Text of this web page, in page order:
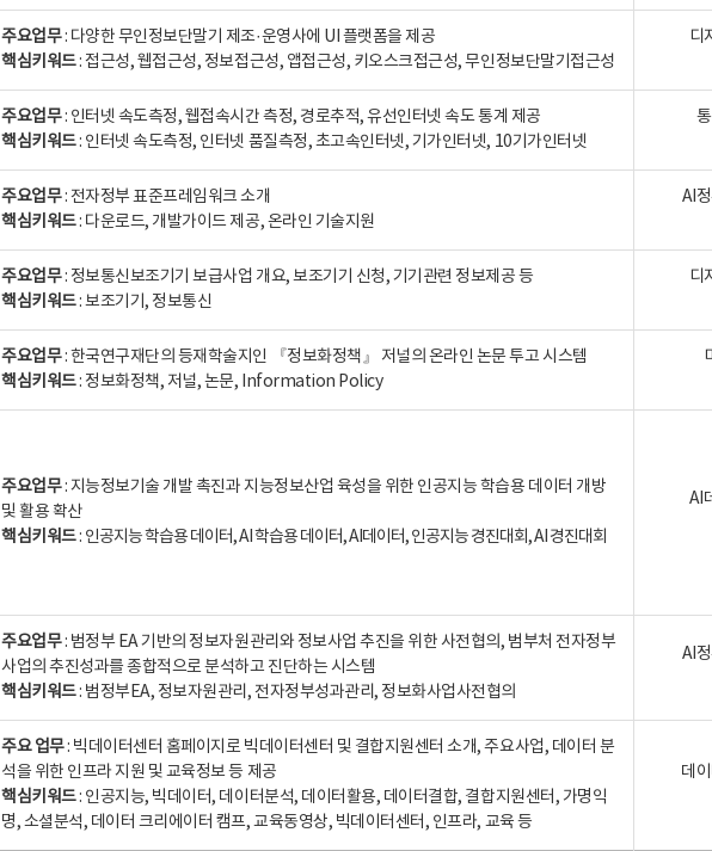
주요업무: 다양한 무인정보단말기 제조·운영사에 UI 플랫폼을 제공
핵심키워드: 접근성, 웹접근성, 정보접근성, 앱접근성, 키오스크접근성, 무인정보단말기접근성
디
주요업무: 인터넷 속도측정, 웹접속시간 측정, 경로추적, 유선인터넷 속도 통계 제공
핵심키워드: 인터넷 속도측정, 인터넷 품질측정, 초고속인터넷, 기가인터넷, 10기가인터넷
주요업무: 전자정부 표준프레임워크 소개
핵심키워드: 다운로드, 개발가이드 제공, 온라인 기술지원
AI
주요업무: 정보통신보조기기 보급사업 개요, 보조기기 신청, 기기관련 정보제공 등
핵심키워드: 보조기기, 정보통신
디
주요업무: 한국연구재단의 등재학술지인 『정보화정책』 저널의 온라인 논문 투고 시스템
핵심키워드: 정보화정책, 저널, 논문, Information Policy
주요업무: 지능정보기술 개발 촉진과 지능정보산업 육성을 위한 인공지능 학습용 데이터 개방
및 활용 확산
핵심키워드: 인공지능 학습용 데이터, AI 학습용 데이터, AI데이터, 인공지능 경진대회, AI 경진대회
AI
주요업무: 범정부 EA 기반의 정보자원관리와 정보사업 추진을 위한 사전협의, 범부처 전자정부
사업의 추진성과를 종합적으로 분석하고 진단하는 시스템
핵심키워드: 범정부EA, 정보자원관리, 전자정부성과관리, 정보화사업사전협의
AI
주요 업무: 빅데이터센터 홈페이지로 빅데이터센터 및 결합지원센터 소개, 주요사업, 데이터 분
석을 위한 인프라 지원 및 교육정보 등 제공
핵심키워드: 인공지능, 빅데이터, 데이터분석, 데이터활용, 데이터결합, 결합지원센터, 가명익
명, 소셜분석, 데이터 크리에이터 캠프, 교육동영상, 빅데이터센터, 인프라, 교육 등
데